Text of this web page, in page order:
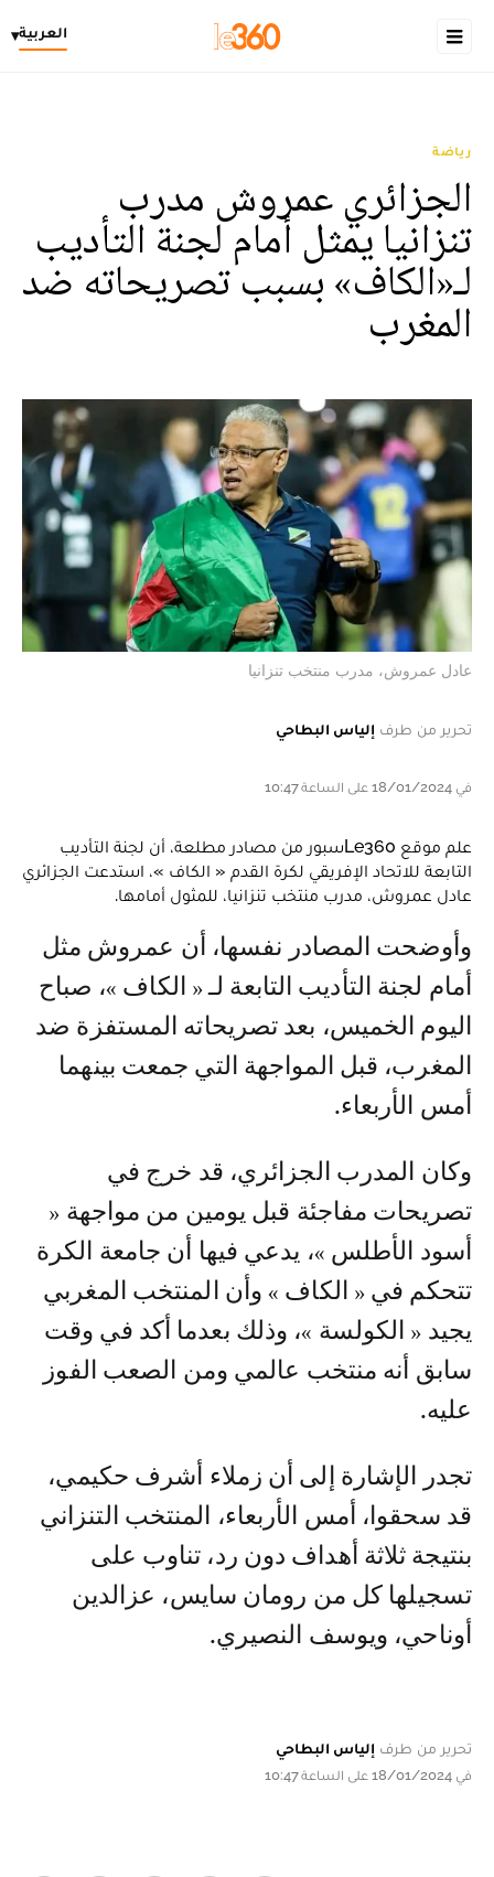
العربية▾
رياضة
الجزائري عمروش مدرب
تنزانيا يمثل أمام لجنة التأديب
لـ«الكاف» بسبب تصريحاته ضد
المغرب
عادل عمروش، مدرب منتخب تنزانيا
تحرير من طرف إلياس البطاحي
في 18/01/2024 على الساعة 10:47
علم موقع Le360سبور من مصادر مطلعة، أن لجنة التأديب
التابعة للاتحاد الإفريقي لكرة القدم « الكاف »، استدعت الجزائري
عادل عمروش، مدرب منتخب تنزانيا، للمثول أمامها.
وأوضحت المصادر نفسها، أن عمروش مثل
أمام لجنة التأديب التابعة لـ « الكاف »، صباح
اليوم الخميس، بعد تصريحاته المستفزة ضد
المغرب، قبل المواجهة التي جمعت بينهما
أمس الأربعاء.
وكان المدرب الجزائري، قد خرج في
تصريحات مفاجئة قبل يومين من مواجهة «
أسود الأطلس »، يدعي فيها أن جامعة الكرة
تتحكم في « الكاف » وأن المنتخب المغربي
يجيد « الكولسة »، وذلك بعدما أكد في وقت
سابق أنه منتخب عالمي ومن الصعب الفوز
عليه.
تجدر الإشارة إلى أن زملاء أشرف حكيمي،
قد سحقوا، أمس الأربعاء، المنتخب التنزاني
بنتيجة ثلاثة أهداف دون رد، تناوب على
تسجيلها كل من رومان سايس، عزالدين
أوناحي، ويوسف النصيري.
تحرير من طرف إلياس البطاحي
في 18/01/2024 على الساعة 10:47